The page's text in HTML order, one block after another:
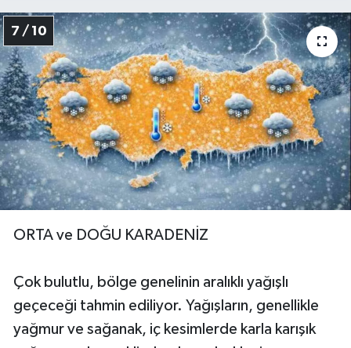
7 / 10
ORTA ve DOĞU KARADENİZ
Çok bulutlu, bölge genelinin aralıklı yağışlı
geçeceği tahmin ediliyor. Yağışların, genellikle
yağmur ve sağanak, iç kesimlerde karla karışık